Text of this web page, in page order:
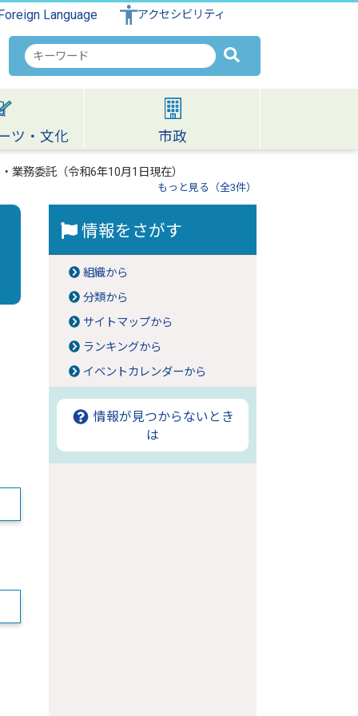
Language アクセシビリティ
検
索
キ
ワ
ー
ド
ツ・文化 市政
務委託（令和6年10月1日現在）
もっと見る（全3件）
情報をさがす
組織から
分類から
サイトマップから
ランキングから
イベントカレンダーから
情報が見つからないとき
は